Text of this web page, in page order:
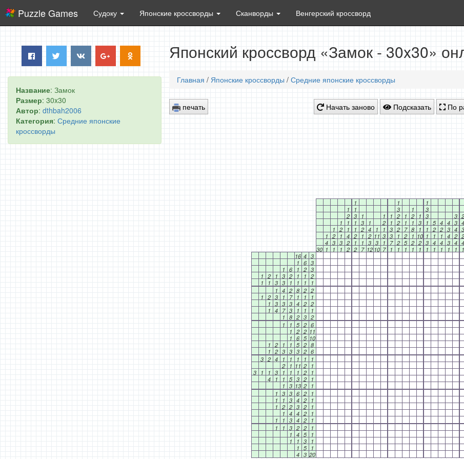
Puzzle Games Судоку Японские кроссворды Сканворды Венгерский кроссворд
Название: Замок
Размер: 30x30
Автор: dthbah2006
Категория: Средние японские
кроссворды
Японский кроссворд «Замок - 30x30»
Главная / Японские кроссворды / Средние японские кроссворды
печать Начать заново Подсказать По
1 1
1
1
1 3 1 3
2 3 1 1 1 2 1 2 1 3 3 2
1
1 1 3 1 2 1 2 1 1 3 1 5 4 4 3 4
1 2 1 1 2 4 1 1 3 2 7 8 1 1 2 2 3 4 3
1 2 1 4 2 1 2 11 3 3 1 2 1 10 1 1 1 4 2 2
4 3 3 2 1 1 3 3 1 7 2 5 2 2 3 4 4 3 4 4
30 1 1 1 2 2 7 12 10 7 1 1 1 1 1 1 1 1 1 1 1
16 4 3
1 6 3
1 6 1 2 3
1 2 1 3 2 1 1 2
1
1 3 3 1 1 1
1
1 4 2 8 2 2
1 2 3 1 7 1 1
1
1 3 3 3 4 2 2
1 4 7 3 1 1
1
1 8 2 3 2
1
1 5 2 6
1 2 2 11
1 6 5 10
1 2 1 1 5 2 8
1 2 3 3 3 2 6
3 2 4 1 1 1 1
1
2
1 11 2
1
3
1 1 3 1 1 1 2
1
4
1 1 5 3 2
1
1 3 13 2
1
1 3 3 6 2
1
1
1 3 4 2
1
1 2 2 3 2
1
1 4 4 2
1
1
1 3 4 2
1
1
1 3 2 2
1
1 4 5
1
1
1 3
1
1 5
1
4 3 20